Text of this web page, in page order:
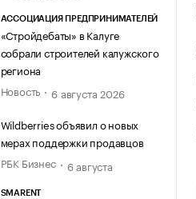
АССОЦИАЦИЯ ПРЕДПРИНИМАТЕЛЕЙ
«Стройдебаты» в Калуге
собрали строителей калужского
региона
Новость
6 августа 2026
Wildberries объявил о новых
мерах поддержки продавцов
РБК Бизнес
6 августа
SMARENT